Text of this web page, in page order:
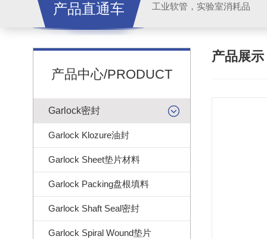
产品直通车 工业软管，实验室消耗品
产品中心/PRODUCT
Garlock密封
Garlock Klozure油封
Garlock Sheet垫片材料
Garlock Packing盘根填料
Garlock Shaft Seal密封
Garlock Spiral Wound垫片
产品展示